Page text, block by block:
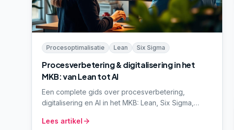
Procesoptimalisatie Lean Six Sigma
Procesverbetering & digitalisering in het
MKB: van Lean tot AI
Een complete gids over procesverbetering,
digitalisering en AI in het MKB: Lean, Six Sigma,
use cases per afdeling, een keuzehulp en de
Lees artikel